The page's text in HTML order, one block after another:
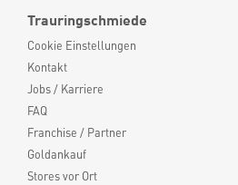
Trauringschmiede
Cookie Einstellungen
Kontakt
Jobs / Karriere
FAQ
Franchise / Partner
Goldankauf
Stores vor Ort